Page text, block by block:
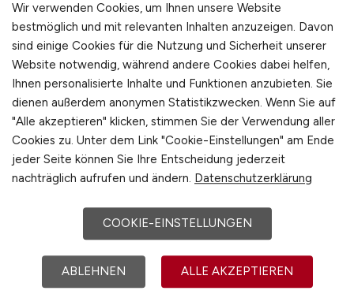
MASCHINENBAU.JOBS
Jobbörse für Jobs in der Entwicklung,
Konstruktion und Produktion von Maschinen.
Für Arbeitgeber
Stellenanzeigen schalten
Wir verwenden Cookies, um Ihnen unsere Website
bestmöglich und mit relevanten Inhalten anzuzeigen. Davon
sind einige Cookies für die Nutzung und Sicherheit unserer
Website notwendig, während andere Cookies dabei helfen,
Ihnen personalisierte Inhalte und Funktionen anzubieten. Sie
dienen außerdem anonymen Statistikzwecken. Wenn Sie auf
"Alle akzeptieren" klicken, stimmen Sie der Verwendung aller
Cookies zu. Unter dem Link "Cookie-Einstellungen" am Ende
jeder Seite können Sie Ihre Entscheidung jederzeit
nachträglich aufrufen und ändern. Datenschutzerklärung
COOKIE-EINSTELLUNGEN
ABLEHNEN ALLE AKZEPTIEREN